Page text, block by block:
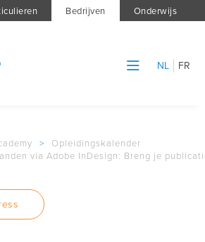
Bedrijven Onderwijs
NL FR
>
Opleidingskalender
via Adobe InDesign: Breng je